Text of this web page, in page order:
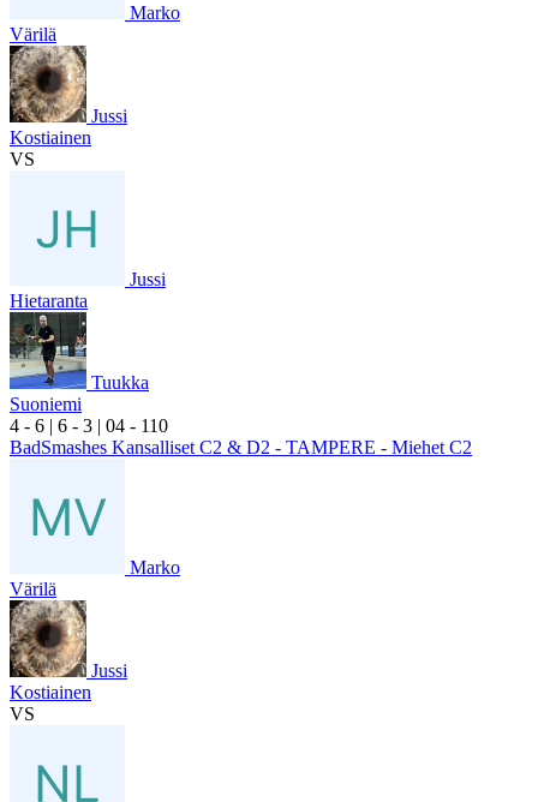
Marko
Värilä
Jussi
Kostiainen
VS
Jussi
Hietaranta
Tuukka
Suoniemi
4 - 6 | 6 - 3 | 04 - 110
BadSmashes Kansalliset C2 & D2 - TAMPERE - Miehet C2
Marko
Värilä
Jussi
Kostiainen
VS